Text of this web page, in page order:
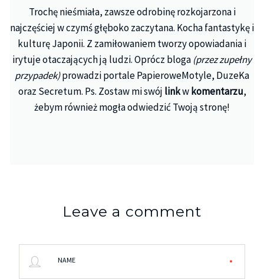
Trochę nieśmiała, zawsze odrobinę rozkojarzona i
najczęściej w czymś głęboko zaczytana. Kocha fantastykę i
kulturę Japonii. Z zamiłowaniem tworzy opowiadania i
irytuje otaczających ją ludzi. Oprócz bloga (przez zupełny
przypadek)prowadzi portale PapieroweMotyle, DuzeKa
oraz Secretum. Ps. Zostaw mi swój linkwkomentarzu,
żebym również mogła odwiedzić Twoją stronę!
Leave a comment
NAME